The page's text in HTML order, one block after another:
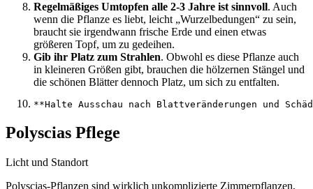
Regelmäßiges Umtopfen alle 2-3 Jahre ist sinnvoll. Auch
wenn die Pflanze es liebt, leicht „Wurzelbedungen“ zu sein,
braucht sie irgendwann frische Erde und einen etwas
größeren Topf, um zu gedeihen.
Gib ihr Platz zum Strahlen. Obwohl es diese Pflanze auch
in kleineren Größen gibt, brauchen die hölzernen Stängel und
die schönen Blätter dennoch Platz, um sich zu entfalten.
Polyscias Pflege
Licht und Standort
Polyscias-Pflanzen sind wirklich unkomplizierte Zimmerpflanzen,